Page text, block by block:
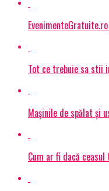
Tot ce trebuie sa stii
Mașinile de spălat și
Cum ar fi dacă